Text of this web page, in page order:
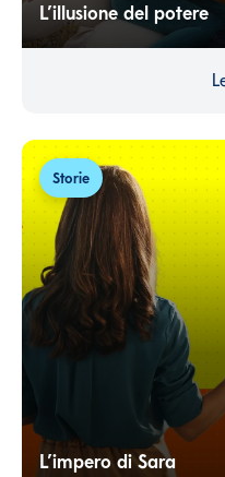
L’illusione del potere
Nella vita capita di
quel che potrebbe
Storie
L’impero di Sara